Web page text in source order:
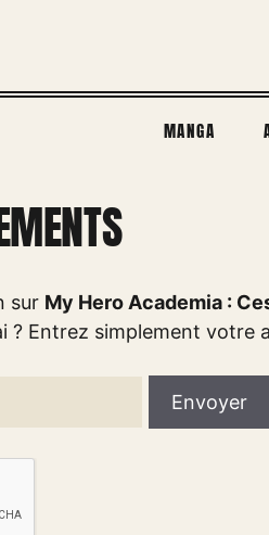
MANGA
sur My Hero Academia :
Entrez simplement votre